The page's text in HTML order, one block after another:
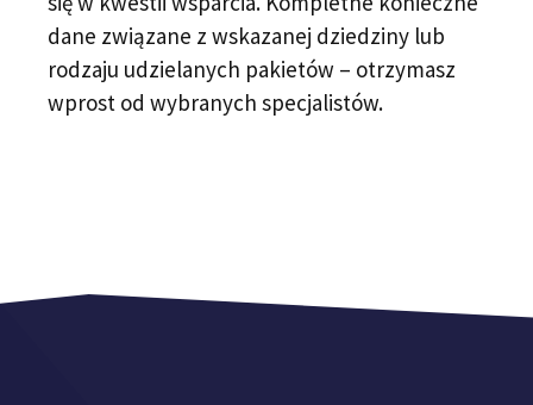
dane związane z wskazanej dziedziny lub
rodzaju udzielanych pakietów – otrzymasz
wprost od wybranych specjalistów.